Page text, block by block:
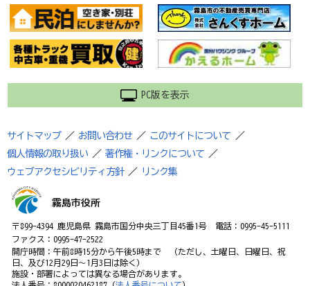
PC版を表示
サイトマップ ／ お問い合わせ ／ このサイトについて
／
個人情報の取り扱い ／ 著作権・リンクについて ／
ウェブアクセシビリティ方針 ／ リンク集
霧島市役所
〒899-4394 鹿児島県 霧島市国分中央三丁目45番1号 電話：0995-45-5111
ファクス：0995-47-2522
開庁時間：午前8時15分から午後5時まで （ただし、土曜日、日曜日、祝
日、及び12月29日～1月3日は除く）
施設・部署によっては異なる場合があります。